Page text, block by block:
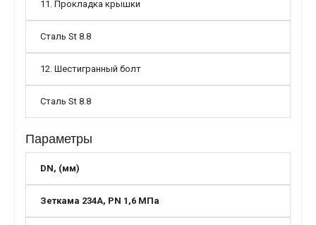
11. Прокладка крышки
Сталь St 8.8
12. Шестигранный болт
Сталь St 8.8
Параметры
DN, (мм)
Зеткама 234A, PN 1,6 МПа